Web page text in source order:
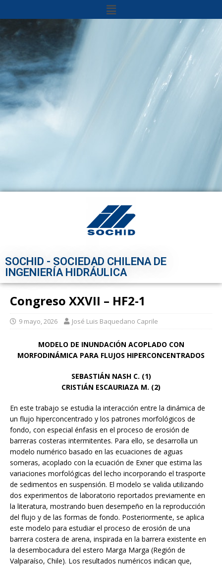
SOCHID - SOCIEDAD CHILENA DE
INGENIERÍA HIDRÁULICA
Congreso XXVII – HF2-1
9 mayo, 2026 José Luis Baquedano Caprile
MODELO DE INUNDACIÓN ACOPLADO CON
MORFODINÁMICA PARA FLUJOS HIPERCONCENTRADOS
SEBASTIÁN NASH C. (1)
CRISTIÁN ESCAURIAZA M. (2)
En este trabajo se estudia la interacción entre la dinámica de
un flujo hiperconcentrado y los patrones morfológicos de
fondo, con especial énfasis en el proceso de erosión de
barreras costeras intermitentes. Para ello, se desarrolla un
modelo numérico basado en las ecuaciones de aguas
someras, acoplado con la ecuación de Exner que estima las
variaciones morfológicas del lecho incorporando el trasporte
de sedimentos en suspensión. El modelo se valida utilizando
dos experimentos de laboratorio reportados previamente en
la literatura, mostrando buen desempeño en la reproducción
del flujo y de las formas de fondo. Posteriormente, se aplica
este modelo para estudiar el proceso de erosión de una
barrera costera de arena, inspirada en la barrera existente en
la desembocadura del estero Marga Marga (Región de
Valparaíso, Chile). Los resultados numéricos indican que,